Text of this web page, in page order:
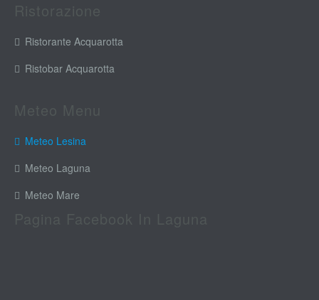
Ristorante Acquarotta
Ristobar Acquarotta
Meteo Lesina
Meteo Laguna
Meteo Mare